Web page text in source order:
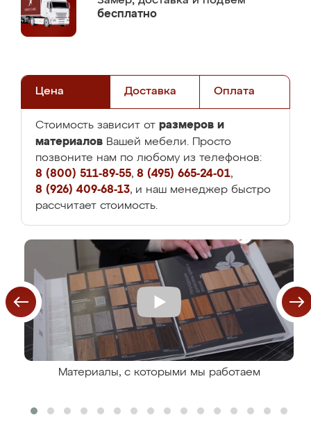
бесплатно
Цена Доставка Оплата
Стоимость зависит от размеров и
материалов Вашей мебели. Просто
позвоните нам по любому из телефонов:
8 (800) 511-89-55, 8 (495) 665-24-01,
8 (926) 409-68-13, и наш менеджер быстро
рассчитает стоимость.
Материалы, с которыми мы работаем